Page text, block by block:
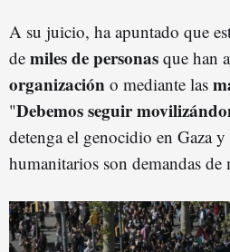
A su juicio, ha apuntado que
de miles de personas que han
organización o mediante las
"Debemos seguir
detenga el genocidio en Gaza
humanitarios son demandas